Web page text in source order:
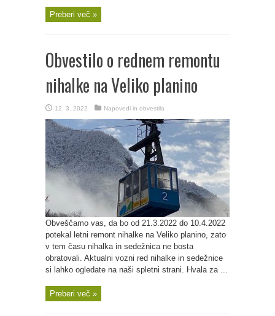
Preberi več »
Obvestilo o rednem remontu
nihalke na Veliko planino
12. 3. 2022 Napovedi in obvestila
Obveščamo vas, da bo od 21.3.2022 do 10.4.2022
potekal letni remont nihalke na Veliko planino, zato
v tem času nihalka in sedežnica ne bosta
obratovali. Aktualni vozni red nihalke in sedežnice
si lahko ogledate na naši spletni strani. Hvala za ...
Preberi več »